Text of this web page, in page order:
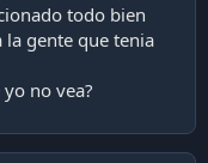
todo bien
gente que tenia
no vea?